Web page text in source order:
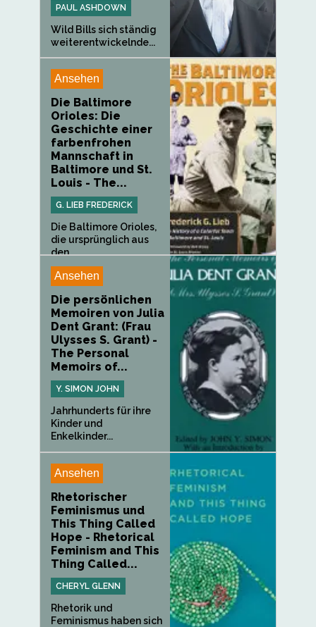
PAUL ASHDOWN
Wild Bills sich ständig
weiterentwickelnde...
Ansehen
Die Baltimore
Orioles: Die
Geschichte einer
farbenfrohen
Mannschaft in
Baltimore und St.
Louis - The...
G. LIEB FREDERICK
Die Baltimore Orioles,
die ursprünglich aus
den...
Ansehen
Die persönlichen
Memoiren von Julia
Dent Grant: (Frau
Ulysses S. Grant) -
The Personal
Memoirs of...
Y. SIMON JOHN
Jahrhunderts für ihre
Kinder und
Enkelkinder...
Ansehen
Rhetorischer
Feminismus und
This Thing Called
Hope - Rhetorical
Feminism and This
Thing Called...
CHERYL GLENN
Rhetorik und
Feminismus haben sich